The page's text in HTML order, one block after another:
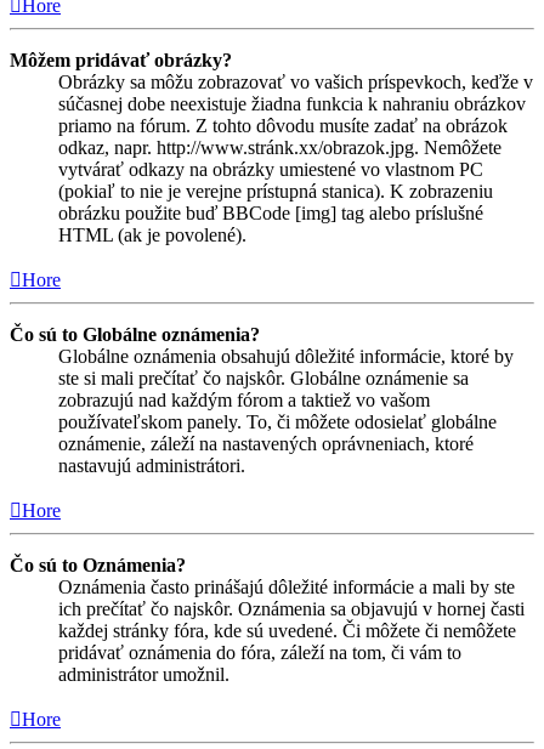
Hore
Môžem pridávať obrázky?
Obrázky sa môžu zobrazovať vo vašich príspevkoch, keďže v
súčasnej dobe neexistuje žiadna funkcia k nahraniu obrázkov
priamo na fórum. Z tohto dôvodu musíte zadať na obrázok
odkaz, napr. http://www.stránk.xx/obrazok.jpg. Nemôžete
vytvárať odkazy na obrázky umiestené vo vlastnom PC
(pokiaľ to nie je verejne prístupná stanica). K zobrazeniu
obrázku použite buď BBCode [img] tag alebo príslušné
HTML (ak je povolené).
Hore
Čo sú to Globálne oznámenia?
Globálne oznámenia obsahujú dôležité informácie, ktoré by
ste si mali prečítať čo najskôr. Globálne oznámenie sa
zobrazujú nad každým fórom a taktiež vo vašom
používateľskom panely. To, či môžete odosielať globálne
oznámenie, záleží na nastavených oprávneniach, ktoré
nastavujú administrátori.
Hore
Čo sú to Oznámenia?
Oznámenia často prinášajú dôležité informácie a mali by ste
ich prečítať čo najskôr. Oznámenia sa objavujú v hornej časti
každej stránky fóra, kde sú uvedené. Či môžete či nemôžete
pridávať oznámenia do fóra, záleží na tom, či vám to
administrátor umožnil.
Hore